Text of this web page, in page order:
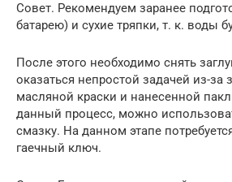
Совет. Рекомендуем заранее
батарею) и сухие тряпки, т. к. воды
После этого необходимо снять
оказаться непростой задачей из-за
масляной краски и нанесенной
данный процесс, можно
смазку. На данном этапе
гаечный ключ.